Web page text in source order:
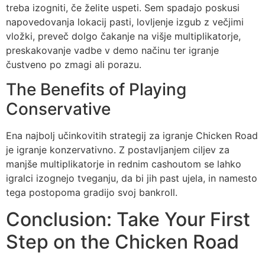
treba izogniti, če želite uspeti. Sem spadajo poskusi
napovedovanja lokacij pasti, lovljenje izgub z večjimi
vložki, preveč dolgo čakanje na višje multiplikatorje,
preskakovanje vadbe v demo načinu ter igranje
čustveno po zmagi ali porazu.
The Benefits of Playing
Conservative
Ena najbolj učinkovitih strategij za igranje Chicken Road
je igranje konzervativno. Z postavljanjem ciljev za
manjše multiplikatorje in rednim cashoutom se lahko
igralci izognejo tveganju, da bi jih past ujela, in namesto
tega postopoma gradijo svoj bankroll.
Conclusion: Take Your First
Step on the Chicken Road